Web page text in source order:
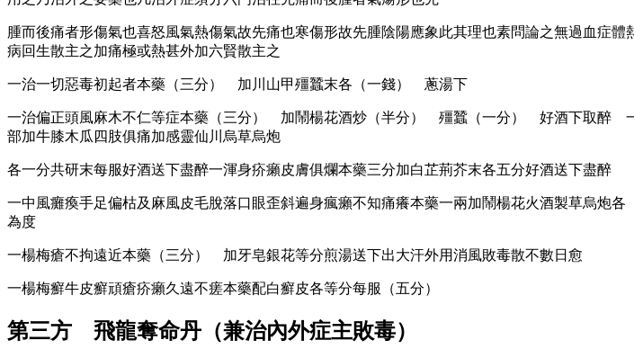
腫而後痛者形傷氣也喜怒風氣熱傷氣故先痛也寒傷形故先腫陰陽應象此其理也素問論之無過血症
病回生散主之加痛極或熱甚外加六賢散主之
一治一切惡毒初起者本藥（三分） 加川山甲殭蠶末各（一錢） 蔥湯下
一治偏正頭風麻木不仁等症本藥（三分） 加鬧楊花酒炒（半分） 殭蠶（一分） 好酒下取醉
部加牛膝木瓜四肢俱痛加感靈仙川烏草烏炮
各一分共研末每服好酒送下盡醉一渾身疥癩皮膚俱爛本藥三分加白芷荊芥末各五分好酒送下盡醉
一中風癱瘓手足偏枯及麻風皮毛脫落口眼歪斜遍身瘋癩不知痛癢本藥一兩加鬧楊花火酒製草烏
為度
一楊梅瘡不拘遠近本藥（三分） 加牙皂銀花等分煎湯送下出大汗外用消風敗毒散不數日愈
一楊梅癬牛皮癬頑瘡疥癩久遠不瘥本藥配白癬皮各等分每服（五分）
第三方 飛龍奪命丹（兼治內外症主敗毒）